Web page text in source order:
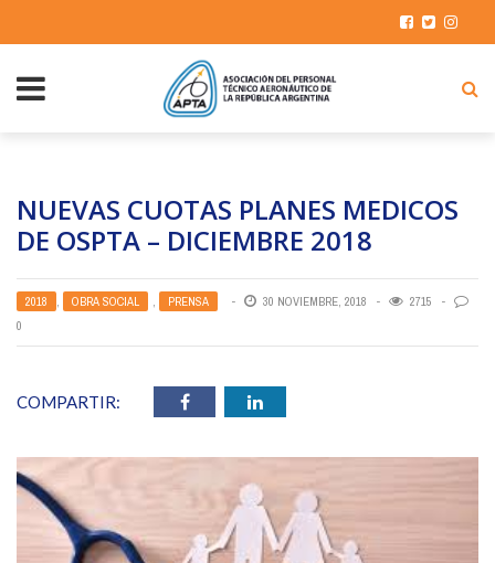
NUEVAS CUOTAS PLANES MEDICOS
DE OSPTA – DICIEMBRE 2018
2018 , OBRA SOCIAL , PRENSA 30 NOVIEMBRE, 2018
2715
0
COMPARTIR: